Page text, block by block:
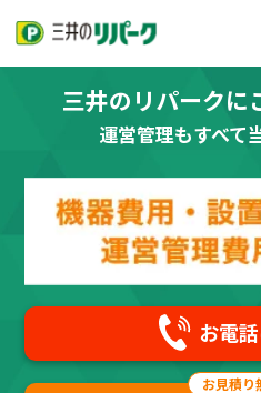
三井のリパークに
運営管理もすべて
お電